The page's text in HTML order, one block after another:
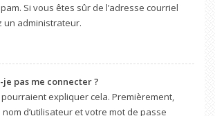
Si vous êtes sûr de l’adresse courriel
un administrateur.
pas me connecter ?
expliquer cela. Premièrement,
d’utilisateur et votre mot de passe